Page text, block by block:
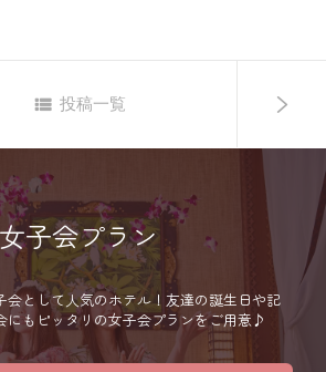
投稿一覧
女子会プラン
会として人気のホテル！友達の誕生日や記
にもピッタリの女子会プランをご用意♪